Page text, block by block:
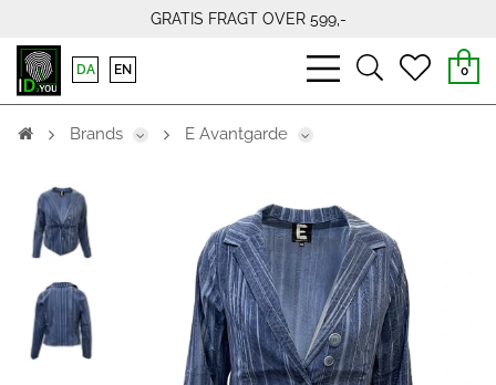
GRATIS FRAGT OVER 599,-
bars
light
searchheart
0
DA EN
Brands E Avantgarde